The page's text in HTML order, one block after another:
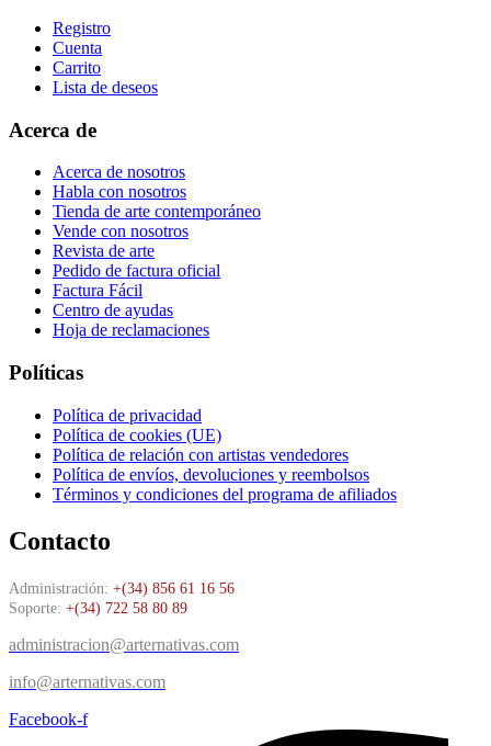
Registro
Cuenta
Carrito
Lista de deseos
Acerca de
Acerca de nosotros
Habla con nosotros
Tienda de arte contemporáneo
Vende con nosotros
Revista de arte
Pedido de factura oficial
Factura Fácil
Centro de ayudas
Hoja de reclamaciones
Políticas
Política de privacidad
Política de cookies (UE)
Política de relación con artistas vendedores
Política de envíos, devoluciones y reembolsos
Términos y condiciones del programa de afiliados
Contacto
Administración: +(34) 856 61 16 56
Soporte: +(34) 722 58 80 89
administracion@arternativas.com
info@arternativas.com
Facebook-f